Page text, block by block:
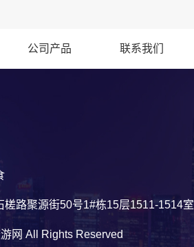
公司产品 联系我们
槎路聚源街50号1#栋15层1511-1514室
网 All Rights Reserved